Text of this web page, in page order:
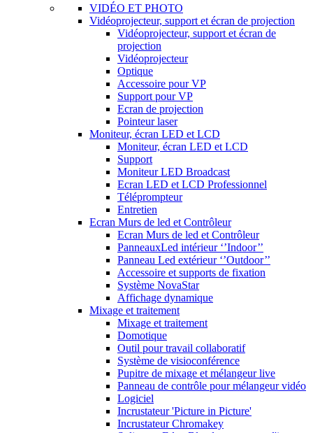
VIDÉO ET PHOTO
Vidéoprojecteur, support et écran de projection
Vidéoprojecteur, support et écran de
projection
Vidéoprojecteur
Optique
Accessoire pour VP
Support pour VP
Ecran de projection
Pointeur laser
Moniteur, écran LED et LCD
Moniteur, écran LED et LCD
Support
Moniteur LED Broadcast
Ecran LED et LCD Professionnel
Téléprompteur
Entretien
Ecran Murs de led et Contrôleur
Ecran Murs de led et Contrôleur
PanneauxLed intérieur ‘’Indoor’’
Panneau Led extérieur ‘’Outdoor’’
Accessoire et supports de fixation
Système NovaStar
Affichage dynamique
Mixage et traitement
Mixage et traitement
Domotique
Outil pour travail collaboratif
Système de visioconférence
Pupitre de mixage et mélangeur live
Panneau de contrôle pour mélangeur vidéo
Logiciel
Incrustateur 'Picture in Picture'
Incrustateur Chromakey